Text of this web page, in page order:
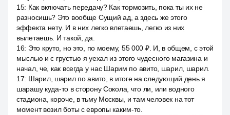
15: Как включать передачу? Как тормозить, пока ты их не
разносишь? Это вообще Сущий ад, а здесь же этого
эффекта нету. И в них легко влетаешь, легко из них
вылетаешь. И такой, да.
16: Это круто, но это, по моему, 55 000 ₽. И, в общем, с этой
мыслью и с грустью я уехал из этого чудесного магазина и
начал, че, как всегда у нас Шарим по авито, шарил, шарил.
17: Шарил, шарил по авито, в итоге на следующий день я
шарашу куда-то в сторону Сокола, что ли, или водного
стадиона, короче, в тьму Москвы, и там человек на тот
момент возил боты с европы каким-то.